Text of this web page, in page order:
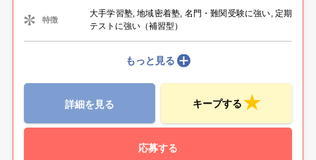
特徴
大手学習塾, 地域密着塾, 名門・難関受験に強い, 定期
テストに強い（補習型）
もっと見る
詳細を見る キープする
応募する